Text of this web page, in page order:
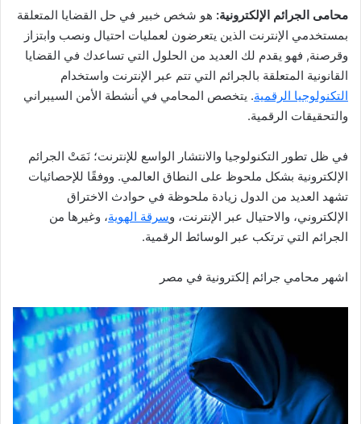
محامى الجرائم الإلكترونية: هو شخص خبير في حل القضايا المتعلقة
بمستخدمي الإنترنت الذين يتعرضون لعمليات احتيال ونصب وابتزاز
وقرصنة, فهو يقدم لك العديد من الحلول التي تساعدك في القضايا
القانونية المتعلقة بالجرائم التي تتم عبر الإنترنت واستخدام
التكنولوجيا الرقمية. يتخصص المحامي في أنشطة الأمن السيبراني
والتحقيقات الرقمية.
في ظل تطور التكنولوجيا والانتشار الواسع للإنترنت؛ نَمَتْ الجرائم
الإلكترونية بشكل ملحوظ على النطاق العالمي. ووفقًا للإحصائيات
تشهد العديد من الدول زيادة ملحوظة في حوادث الاختراق
الإلكتروني، والاحتيال عبر الإنترنت، وسرقة الهوية، وغيرها من
الجرائم التي ترتكب عبر الوسائط الرقمية.
اشهر محامي جرائم إلكترونية في مصر